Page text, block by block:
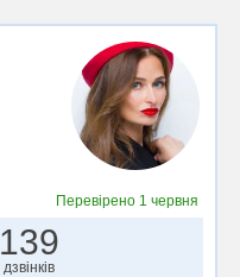
Перевірено 1 червня
139
дзвінків